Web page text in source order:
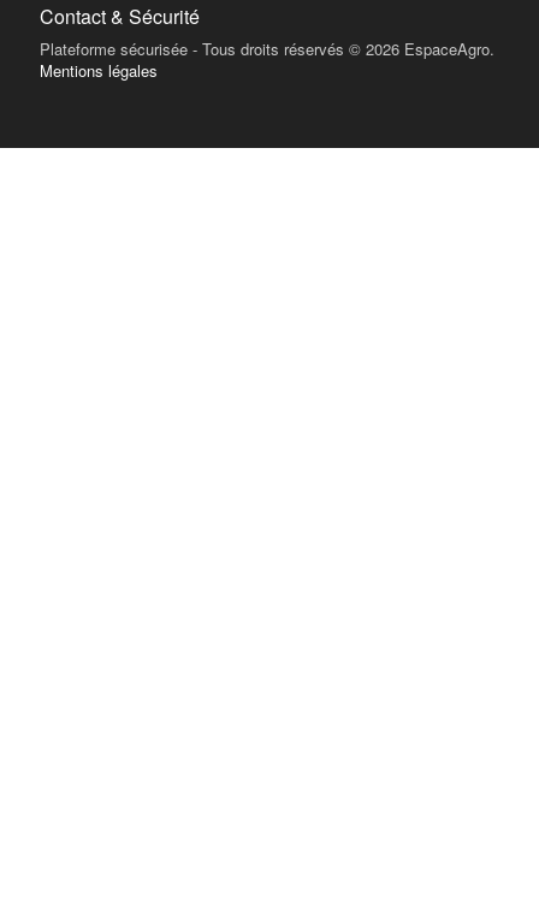
Contact & Sécurité
Plateforme sécurisée - Tous droits réservés © 2026 EspaceAgro.
Mentions légales